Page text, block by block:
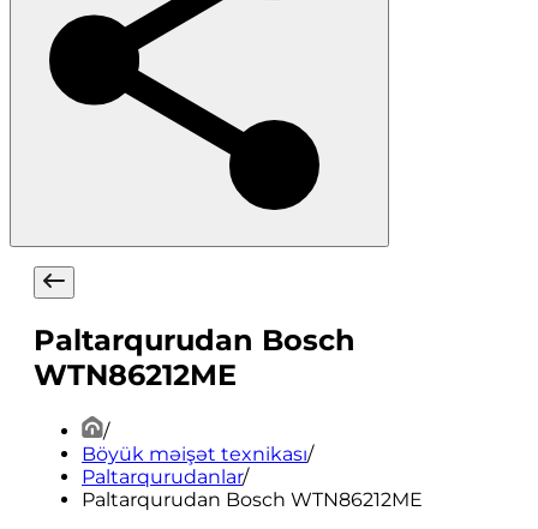
Paltarqurudan Bosch
WTN86212ME
/
Böyük məişət texnikası/
Paltarqurudanlar/
Paltarqurudan Bosch WTN86212ME